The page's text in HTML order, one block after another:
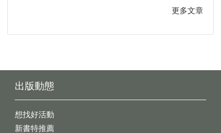
更多文章
出版動態
想找好活動
新書特推薦